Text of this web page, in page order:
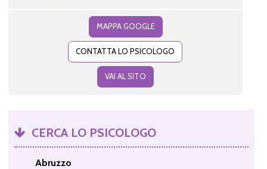
MAPPA GOOGLE
CONTATTA LO PSICOLOGO
VAI AL SITO
CERCA LO PSICOLOGO
Abruzzo